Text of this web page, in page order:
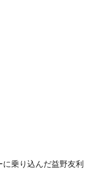
乗り込んだ益野友利